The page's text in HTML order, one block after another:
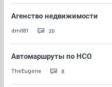
Агенство недвижимости
dmit81 20
Автомаршруты по НСО
TheEugene 8